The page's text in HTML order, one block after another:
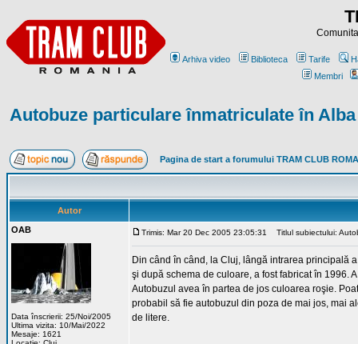
Arhiva video Biblioteca Tarife
Membri
Autobuze particulare înmatriculate în Alba
Pagina de start a forumului TRAM CLUB
Autor
OAB
Data înscrierii: 25/Noi/2005
Ultima vizita: 10/Mai/2022
Mesaje: 1621
Trimis: Mar 20 Dec 2005 23:05:31 Titlul subiectului:
Din când în când, la Cluj, lângă intrarea principală
şi după schema de culoare, a fost fabricat în 1996.
Autobuzul avea în partea de jos culoarea roşie.
probabil să fie autobuzul din poza de mai jos, mai
de litere.